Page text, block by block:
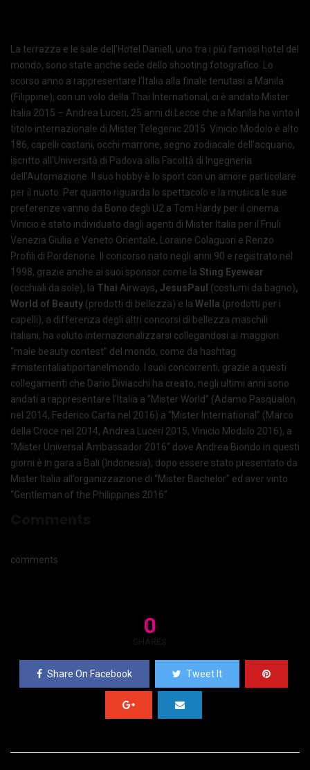
La terrazza e le sale dell’Hotel Danieli, uno tra i più famosi hotel del
mondo, sono state anche sede dello shooting fotografico. Lo
scorso anno a rappresentare l’Italia alla finale tenutasi a Manila
(Filippine), con un volo della Thai International, ci è andato Mister
Italia 2015 – Andrea Luceri, 25 anni di Lecce che a Manila ha vinto il
titolo internazionale di Mister Telegenic 2015. Vinicio Modolo è alto
186, capelli castani, occhi marrone, segno zodiacale dell’acquario,
iscritto all’Università di Padova alla Facoltà di Ingegneria
dell’Automazione. Il suo hobby è lo sport con un amore particolare
per il nuoto. Per quanto riguarda lo spettacolo e la musica le sue
preferenze vanno da Bono degli U2 a Tom Hardy per il cinema.
Vinicio è stato individuato dagli agenti di Mister Italia per il Friuli
Venezia Giulia e Veneto Orientale, Loraine Colaguori e Renzo
Profili di Pordenone. Il concorso nato negli anni 90 e registrato nel
1998, grazie anche ai suoi sponsor come la Sting Eyewear
(occhiali da sole), la Thai Airways, JesusPaul (costumi da bagno),
World of Beauty (prodotti di bellezza) e la Wella (prodotti per i
capelli), a differenza degli altri concorsi di bellezza maschili
italiani, ha voluto internazionalizzarsi collegandosi ai maggiori
“male beauty contest” del mondo, come da hashtag
#misteritaliatiportanelmondo. I suoi concorrenti, grazie a questi
collegamenti che Dario Diviacchi ha creato, negli ultimi anni sono
andati a rappresentare l’Italia a “Mister World” (Adamo Pasqualon
nel 2014, Federico Carta nel 2016) a “Mister International” (Marco
della Croce nel 2014, Andrea Luceri 2015, Vinicio Modolo 2016), a
“Mister Universal Ambassador 2016” dove Andrea Biondo in questi
giorni è in gara a Bali (Indonesia), dopo essere stato presentato da
Mister Italia all’organizzazione di “Mister Bachelor” ed aver vinto
“Gentleman of the Philippines 2016”
comments
0
SHARES
Share On Facebook Tweet It